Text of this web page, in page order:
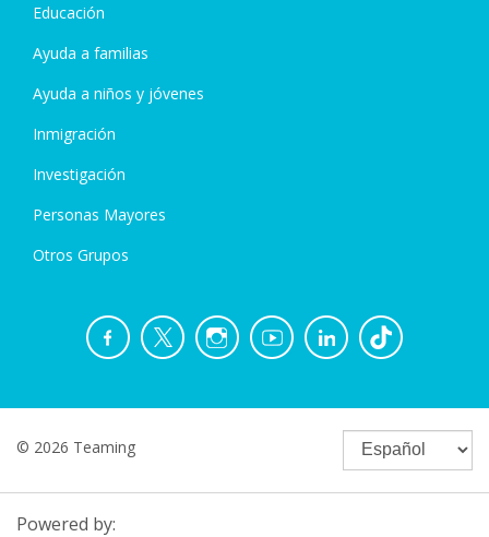
Educación
Ayuda a familias
Ayuda a niños y jóvenes
Inmigración
Investigación
Personas Mayores
Otros Grupos
© 2026 Teaming
Powered by: